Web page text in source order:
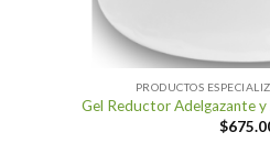
PRODUCTOS
Gel Reductor Adelgazante
$